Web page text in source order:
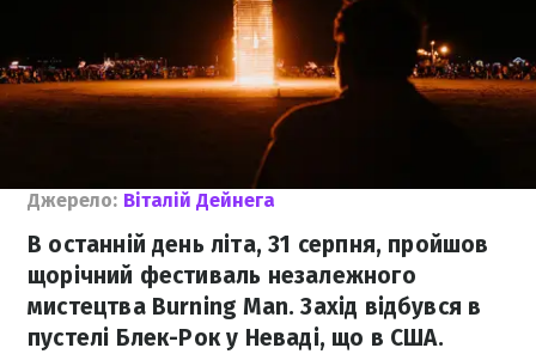
Джерело: Віталій Дейнега
В останній день літа, 31 серпня, пройшов
щорічний фестиваль незалежного
мистецтва Burning Man. Захід відбувся в
пустелі Блек-Рок у Неваді, що в США.